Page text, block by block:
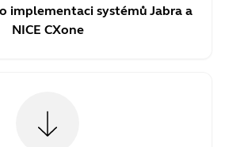
implementaci systémů Jabra a
NICE CXone